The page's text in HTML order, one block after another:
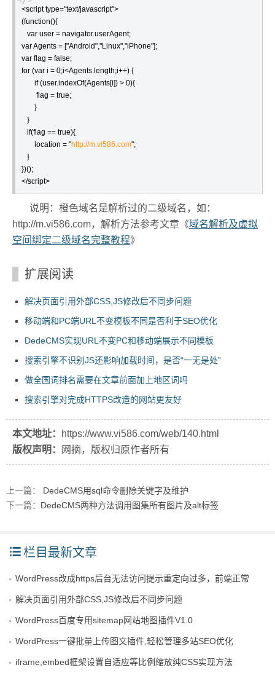
<script type="text/javascript">
(function(){
   var user = navigator.userAgent;
var Agents = ["Android","Linux","iPhone"];
var flag = false;
for (var i = 0;i<Agents.length;i++) {
       if (user.indexOf(Agents[i]) > 0){
flag = true;
       }
   }
   if(flag == true){
       location = "
http://m.vi586.com";
   }
})();
</script>
说明：橙色域名是解析过的二级域名，如：
http://m.vi586.com，解析方法参考文章《域名解析及虚拟
空间绑定二级域名完整教程》
扩展阅读
解决页面引用外部CSS,JS修改后不同步问题
移动端和PC端URL不变模板不同是否利于SEO优化
DedeCMS实现URL不变PC和移动端展示不同模板
搜索引擎不识别JS还影响加载时间，是否“一无是处”
做全国词排名需要在文章前面加上地区词吗
搜索引擎对完成HTTPS改造的网站更友好
本文地址：
https://www.vi586.com/web/140.html
版权声明：
网摘，版权归原作者所有
上一篇：
DedeCMS用sql命令删除关键字及维护
下一篇： DedeCMS两种方法调用图集所有图片及alt标签
栏目最新文章
WordPress改成https后台无法访问提示重定向过多，前端正常
解决页面引用外部CSS,JS修改后不同步问题
WordPress百度专用sitemap网站地图插件V1.0
WordPress一键批量上传图文插件,轻松管理多站SEO优化
iframe,embed框架设置自适应等比例缩放纯CSS实现方法